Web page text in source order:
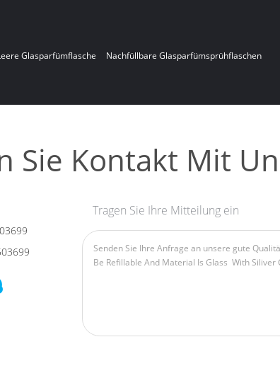
Glasparfümflasche Nachfüllbare Glasparfümsprühflaschen
Sie Kontakt Mit
Tragen Sie Ihre Mitteilung ein